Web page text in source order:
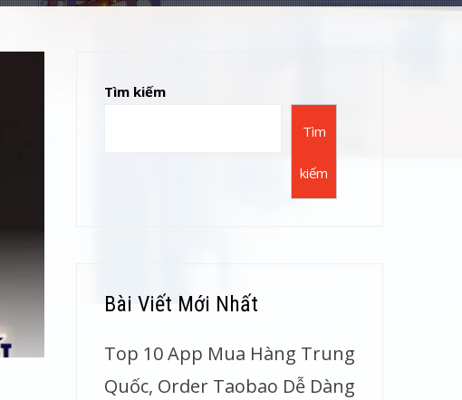
Tìm kiếm
Tìm
kiếm
Bài Viết Mới Nhất
Top 10 App Mua Hàng Trung
Quốc, Order Taobao Dễ Dàng